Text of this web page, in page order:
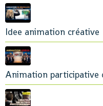
Idee animation créative
Animation participative